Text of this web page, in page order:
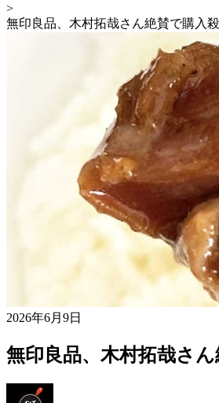
>
無印良品、木村拓哉さん絶賛で購入
2026年6月9日
無印良品、木村拓哉さ